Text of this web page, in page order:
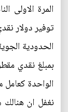
المرة الاولى
توفير دولار
الحدودية
الواحدة
نغفل ان هنالك